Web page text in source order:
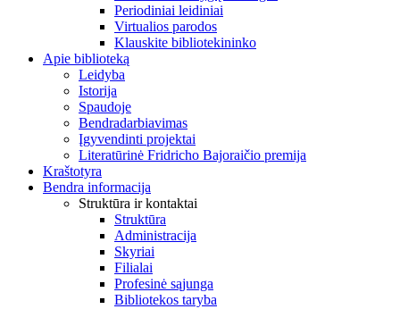
Periodiniai leidiniai
Virtualios parodos
Klauskite bibliotekininko
Apie biblioteką
Leidyba
Istorija
Spaudoje
Bendradarbiavimas
Įgyvendinti projektai
Literatūrinė Fridricho Bajoraičio premija
Kraštotyra
Bendra informacija
Struktūra ir kontaktai
Struktūra
Administracija
Skyriai
Filialai
Profesinė sąjunga
Bibliotekos taryba